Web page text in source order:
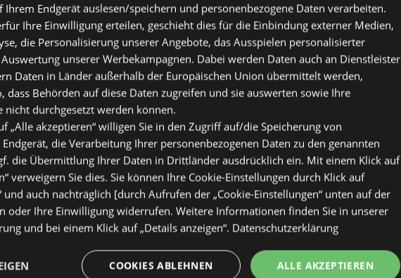
Rondo von SELTMANN WEIDEN ist
bringt zeitlosen Chic auf Ihren Esstisch. FÃ¼r ein
steht dabei die Verarbeitung aus glÃ¤nzender
Ihren GÃ¤sten ca. 600 ml leckere Saucen auf
Gebrauch lÃ¤sst sich die SauciÃre leicht in der
Guten Appetit!Geschirr / Schalen & SchÃ¼sseln /
Luise 30-teilig
SELTMANN WEIDEN schwelgen wir in Nostalgie.
Rand und kleine Blüten zieren das cremefarbene
wir uns in den Spätsommer versetzt: Ein großer
Endgerät auslesen/speichern und personenbezogene Daten verarbeiten.
Ihre Einwilligung erteilen, geschieht dies für die Einbindung externer Medien,
die Personalisierung unserer Angebote, das Ausspielen personalisierter
unserer Werbekampagnen. Dabei werden Daten auch an Dienstleister
Daten in Länder außerhalb der Europäischen Union übermittelt werden,
dass Behörden auf diese Daten zugreifen und sie auswerten sowie Ihre
nicht durchgesetzt werden können.
„Alle akzeptieren“ willigen Sie in den Zugriff auf/die Speicherung von
die Verarbeitung Ihrer personenbezogenen Daten zu den genannten
die Übermittlung Ihrer Daten in Drittländer ausdrücklich ein. Mit einem Klick auf
verweigern Sie dies. Sie können Ihre Cookie-Einstellungen durch Klick auf
und auch nachträglich [durch Aufrufen der „Cookie-Einstellungen“ unten auf der
oder Ihre Einwilligung widerrufen. Weitere Informationen finden Sie in unserer
und bei einem Klick auf „Details anzeigen“. Datenschutzerklärung
ALLE AKZEPTIEREN
COOKIES ABLEHNEN